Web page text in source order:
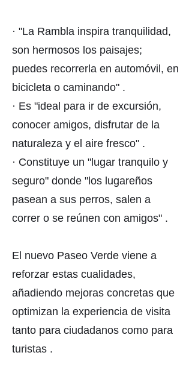
· "La Rambla inspira tranquilidad,
son hermosos los paisajes;
puedes recorrerla en automóvil, en
bicicleta o caminando" .
· Es "ideal para ir de excursión,
conocer amigos, disfrutar de la
naturaleza y el aire fresco" .
· Constituye un "lugar tranquilo y
seguro" donde "los lugareños
pasean a sus perros, salen a
correr o se reúnen con amigos" .
El nuevo Paseo Verde viene a
reforzar estas cualidades,
añadiendo mejoras concretas que
optimizan la experiencia de visita
tanto para ciudadanos como para
turistas .